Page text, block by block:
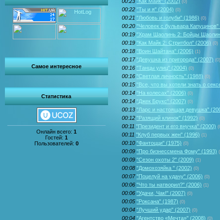
Самое интересное
Статистика
Онлайн всего: 1
Гостей: 1
Пользователей: 0
(0)
00:22 "Ты и я" (2004) (0)
00:21 "Любовь и голуби" (1986) (0)
00:20 "Человек с бульвара Капуцинов"
00:19 "Храм Шаолинь 2: Бойцы
00:19 "Как Майк 2: Стритбол" (2006) (0)
00:18 "Воин Шайтана" (2006) (1)
00:17 "Девушка из пригорода" (2007) (0)
00:16 "Танцы улиц" (2004) (0)
00:16 "Светлая личность" (1988) (0)
00:15 "Все, что вы хотели знать о
00:14 "На колесах" (2006) (0)
00:14 "Джек Брукс" (2007) (0)
00:13 "Ларс и настоящая девушка"
00:12 "Разящий клинок" (1992) (0)
00:11 "Президент и его внучка" (2000)
00:11 "Клуб первых жен" (1996) (1)
00:10 "Фантоцци" (1975) (0)
00:09 "Про бизнессмена Фому" (1993)
00:09 "Сезон охоты 2" (2009) (1)
00:08 "Домохозяйка " (2002) (0)
00:07 "Поцелуй на удачу" (2006) (0)
00:06 "Что ты натворил?" (2006) (1)
00:06 "Удачи, Чак!" (2007) (0)
00:05 "Роксана" (1987) (0)
00:04 "Лучший удар" (2007) (0)
00:04 "Агентство «Мечта»" (2008) (0)